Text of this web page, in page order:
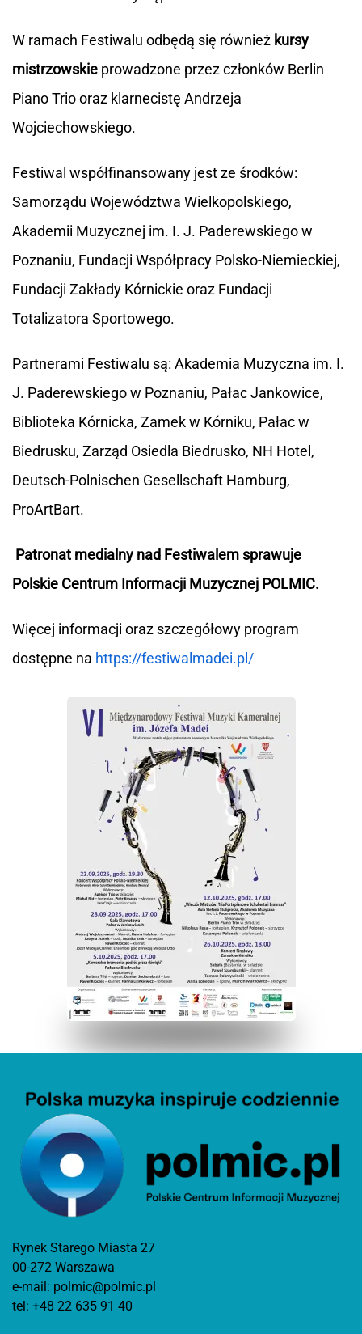
W ramach Festiwalu odbędą się również kursy
mistrzowskie prowadzone przez członków Berlin
Piano Trio oraz klarnecistę Andrzeja
Wojciechowskiego.
Festiwal współfinansowany jest ze środków:
Samorządu Województwa Wielkopolskiego,
Akademii Muzycznej im. I. J. Paderewskiego w
Poznaniu, Fundacji Współpracy Polsko-Niemieckiej,
Fundacji Zakłady Kórnickie oraz Fundacji
Totalizatora Sportowego.
Partnerami Festiwalu są: Akademia Muzyczna im. I.
J. Paderewskiego w Poznaniu, Pałac Jankowice,
Biblioteka Kórnicka, Zamek w Kórniku, Pałac w
Biedrusku, Zarząd Osiedla Biedrusko, NH Hotel,
Deutsch-Polnischen Gesellschaft Hamburg,
ProArtBart.
Patronat medialny nad Festiwalem sprawuje
Polskie Centrum Informacji Muzycznej POLMIC.
Więcej informacji oraz szczegółowy program
dostępne na https://festiwalmadei.pl/
Rynek Starego Miasta 27
00-272 Warszawa
e-mail: polmic@polmic.pl
tel: +48 22 635 91 40